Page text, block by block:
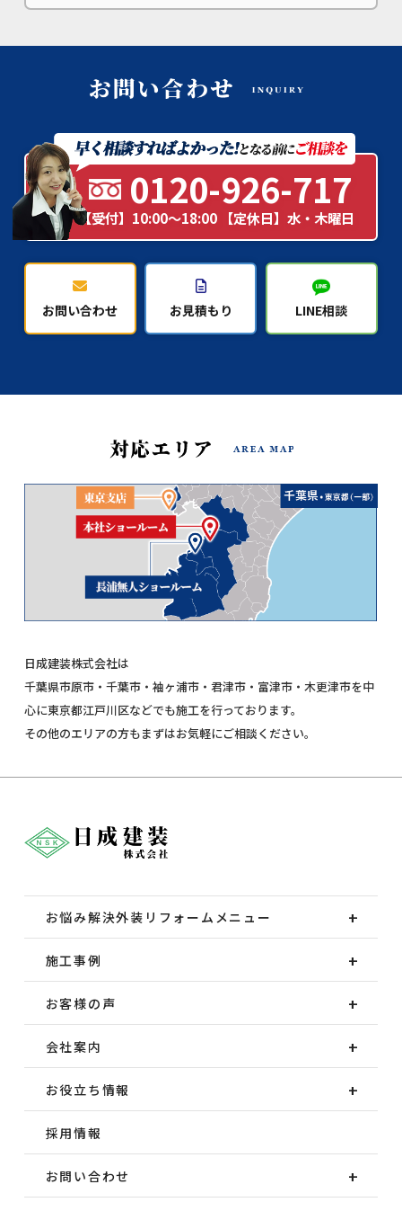
0120-926-717
【受付】10:00～18:00 【定休日】水・木曜日
お問い合わせ お見積もり LINE相談
日成建装株式会社は
千葉県市原市・千葉市・袖ヶ浦市・君津市・富津市・木更津市を中
心に東京都江戸川区などでも施工を行っております。
その他のエリアの方もまずはお気軽にご相談ください。
お悩み解決外装 リフォームメニュー
施工事例
お客様の声
会社案内
お役立ち情報
採用情報
お問い合わせ